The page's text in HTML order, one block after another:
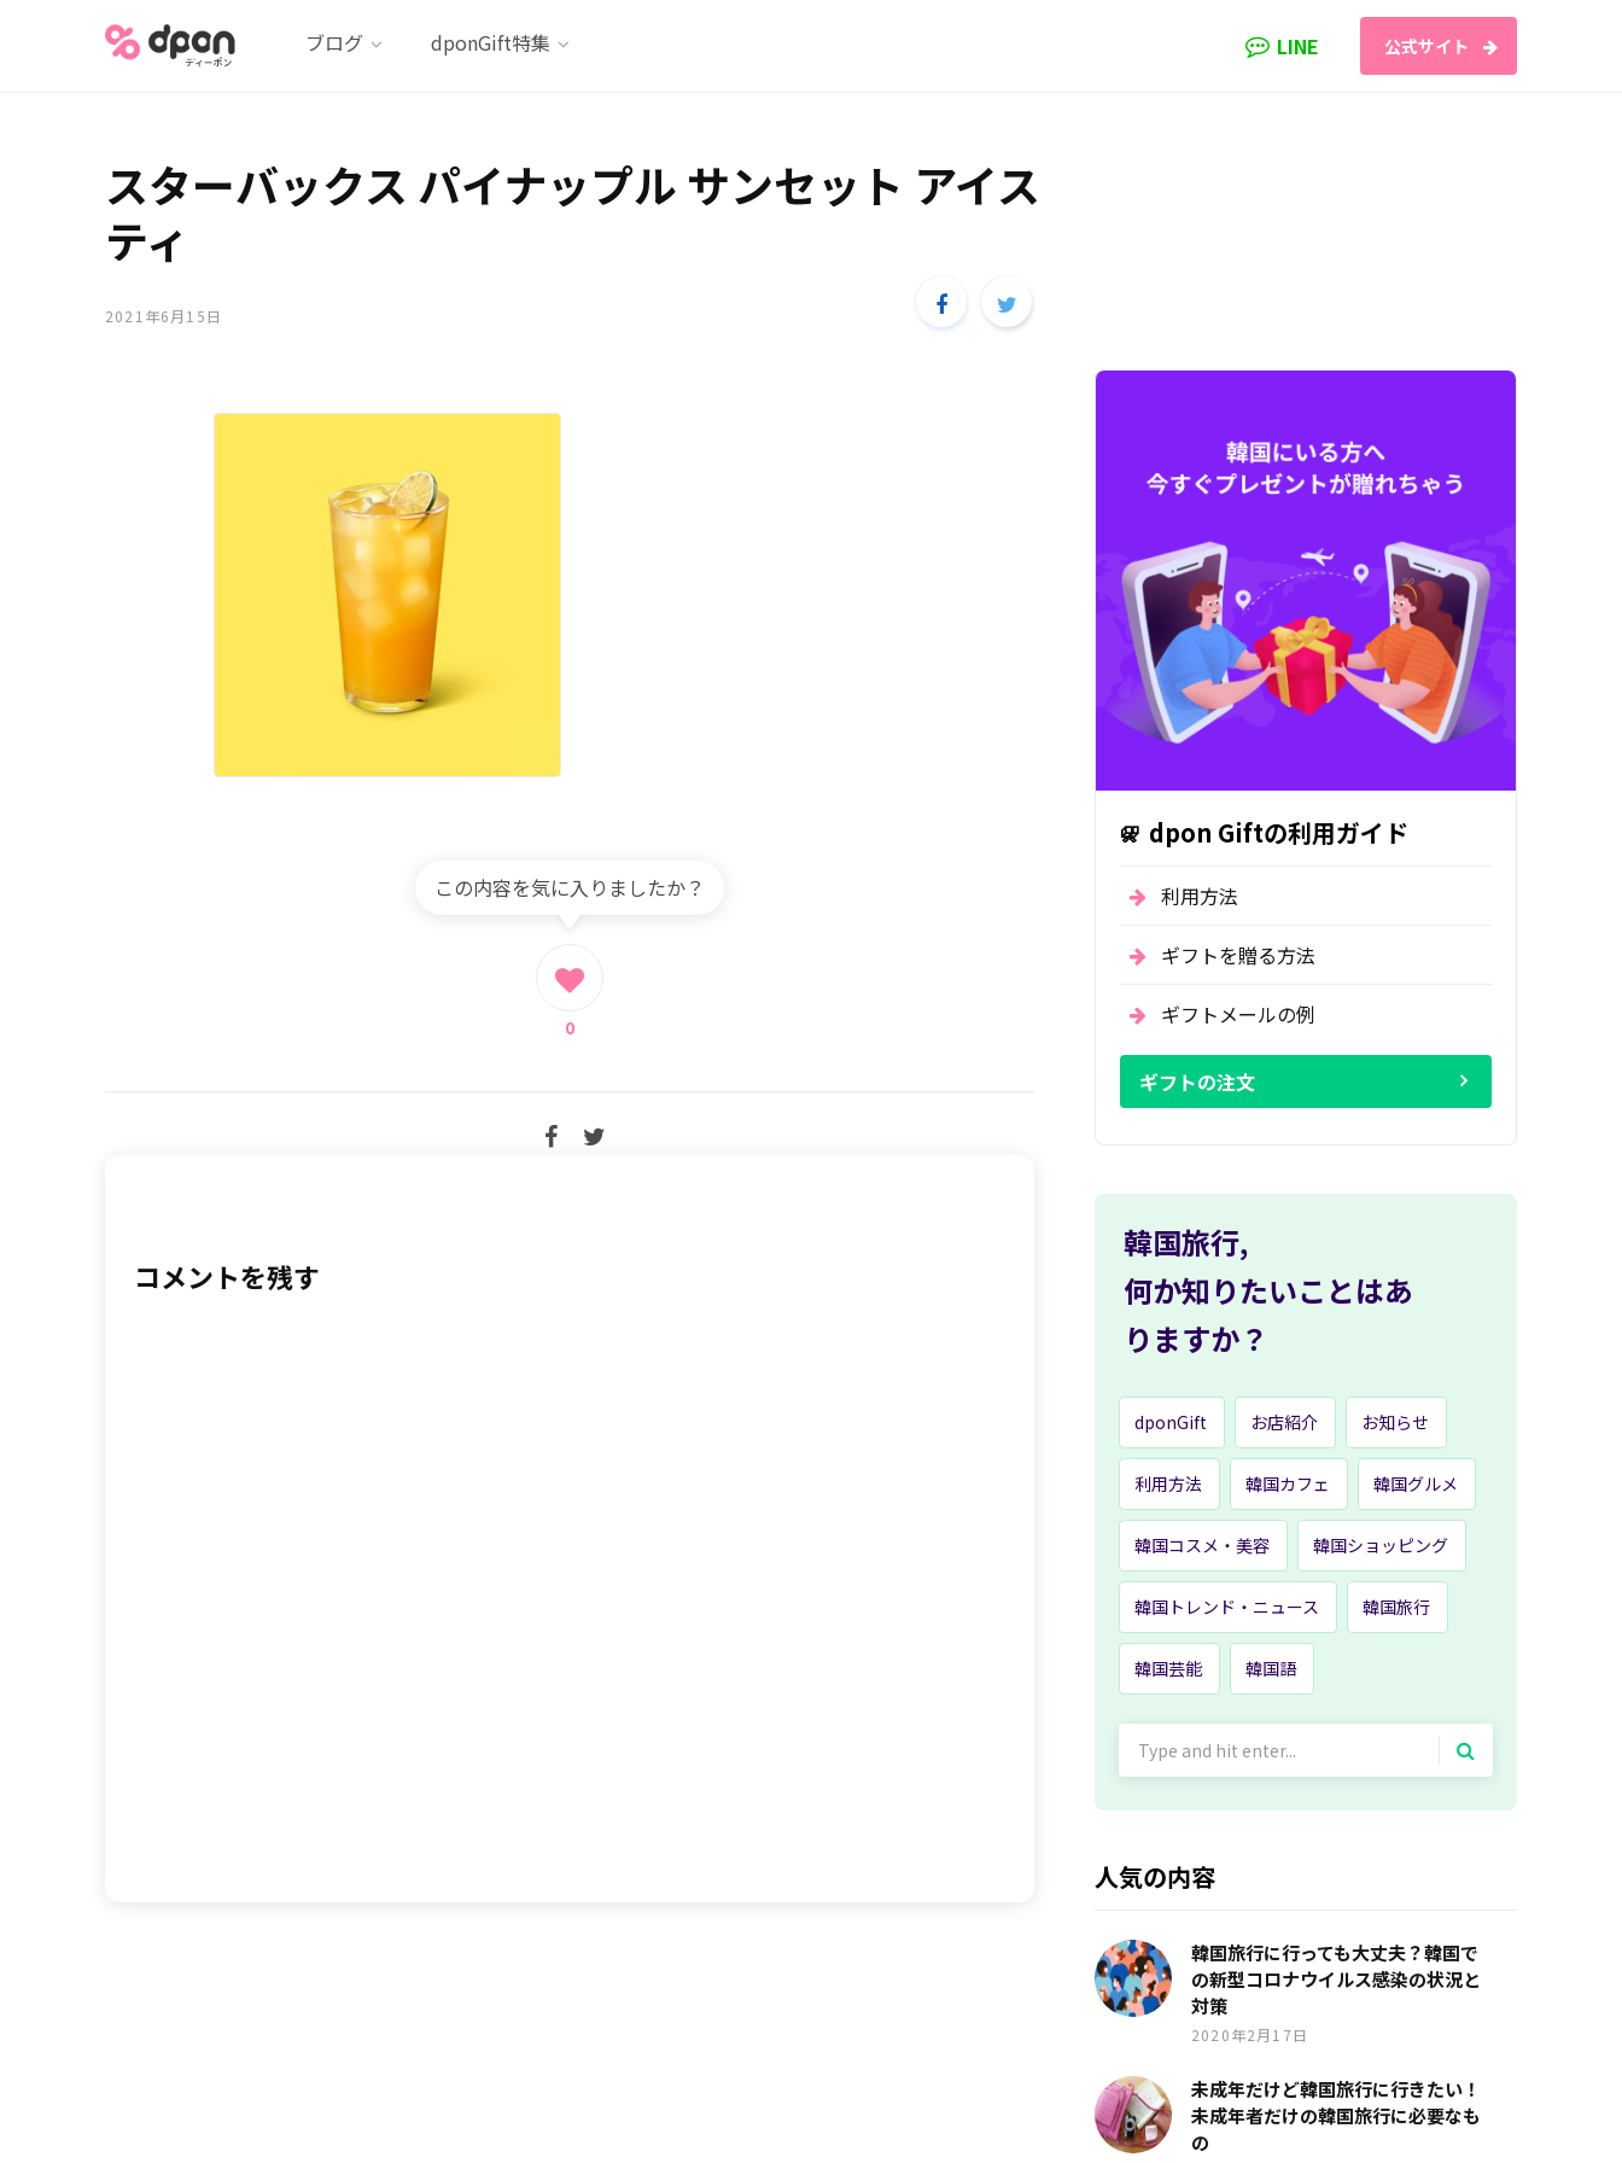
ブログ dponGift特集 LINE 公式サイト
スターバックス パイナップル サンセット アイス
ティ
2021年6月15日
この内容を気に入りましたか？
0
コメントを残す
dpon Giftの利用ガイド
利用方法
ギフトを贈る方法
ギフトメールの例
ギフトの注文
韓国旅行,
何か知りたいことはあ
りますか？
dponGift お店紹介 お知らせ
利用方法 韓国カフェ 韓国グルメ
韓国コスメ・美容 韓国ショッピング
韓国トレンド・ニュース 韓国旅行
韓国芸能 韓国語
人気の内容
韓国旅行に行っても大丈夫？韓国で
の新型コロナウイルス感染の状況と
対策
2020年2月17日
未成年だけど韓国旅行に行きたい！
未成年者だけの韓国旅行に必要なも
の